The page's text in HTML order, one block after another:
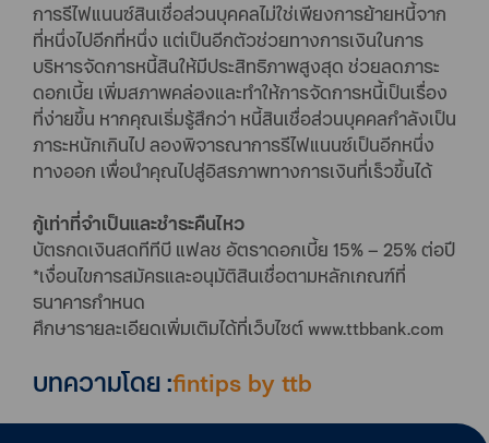
การรีไฟแนนซ์สินเชื่อส่วนบุคคลไม่ใช่เพียงการย้ายหนี้จาก
ที่หนึ่งไปอีกที่หนึ่ง แต่เป็นอีกตัวช่วยทางการเงินในการ
บริหารจัดการหนี้สินให้มีประสิทธิภาพสูงสุด ช่วยลดภาระ
ดอกเบี้ย เพิ่มสภาพคล่องและทำให้การจัดการหนี้เป็นเรื่อง
ที่ง่ายขึ้น หากคุณเริ่มรู้สึกว่า หนี้สินเชื่อส่วนบุคคลกำลังเป็น
ภาระหนักเกินไป ลองพิจารณาการรีไฟแนนซ์เป็นอีกหนึ่ง
ทางออก เพื่อนำคุณไปสู่อิสรภาพทางการเงินที่เร็วขึ้นได้
กู้เท่าที่จำเป็นและชำระคืนไหว
บัตรกดเงินสดทีทีบี แฟลช อัตราดอกเบี้ย 15% – 25% ต่อปี
*เงื่อนไขการสมัครและอนุมัติสินเชื่อตามหลักเกณฑ์ที่
ธนาคารกําหนด
ศึกษารายละเอียดเพิ่มเติมได้ที่เว็บไซต์ www.ttbbank.com
บทความโดย :fintips by ttb